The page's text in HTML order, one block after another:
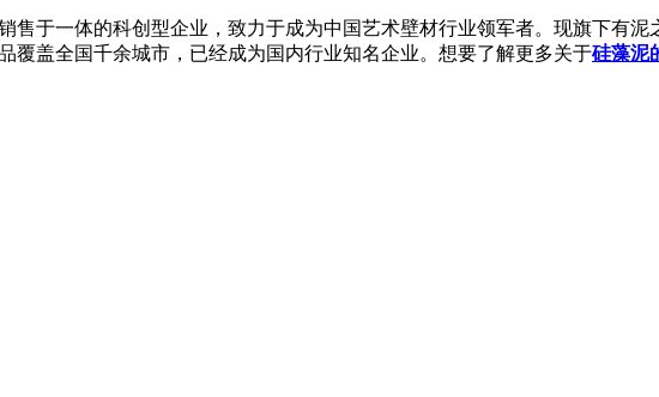
于一体的科创型企业，致力于成为中国艺术壁材行业领军者。现旗下有泥
覆盖全国千余城市，已经成为国内行业知名企业。想要了解更多关于硅藻泥